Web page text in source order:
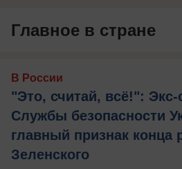
Главное в стране
В России
"Это, считай, всё!": Экс-
Службы безопасности
главный признак конца
Зеленского